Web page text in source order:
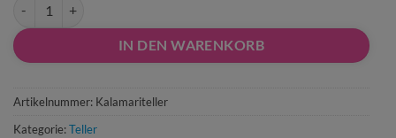
IN DEN WARENKORB
Artikelnummer: Kalamariteller
Kategorie:Teller